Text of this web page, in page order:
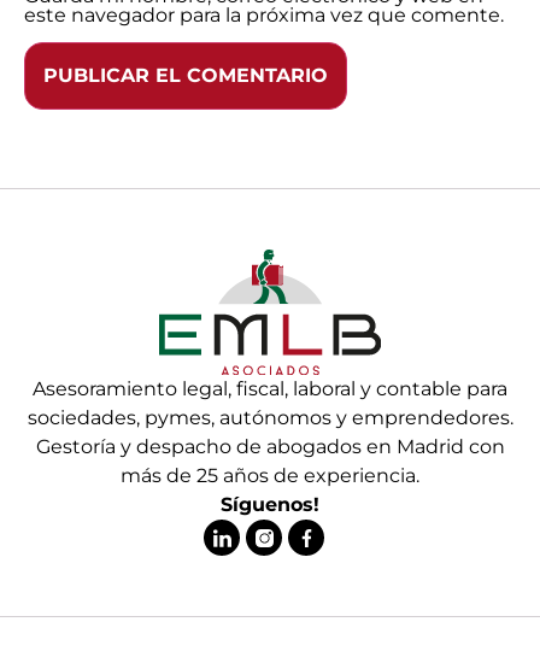
este navegador para la próxima vez que comente.
Asesoramiento legal, fiscal, laboral y contable para
sociedades, pymes, autónomos y emprendedores.
Gestoría y despacho de abogados en Madrid con
más de 25 años de experiencia.
Síguenos!